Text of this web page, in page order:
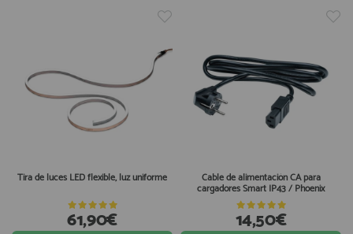
Tira de luces LED flexible, luz uniforme
61,90€
Cable de alimentación CA para
cargadores Smart IP43 / Phoenix
14,50€